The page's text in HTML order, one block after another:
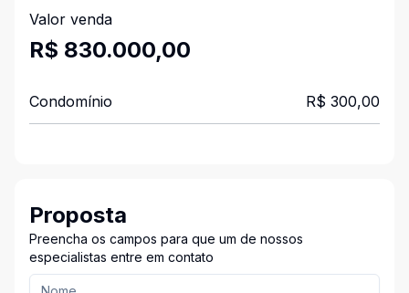
Valor venda
R$ 830.000,00
Condomínio R$ 300,00
Proposta
Preencha os campos para que um de nossos
especialistas entre em contato